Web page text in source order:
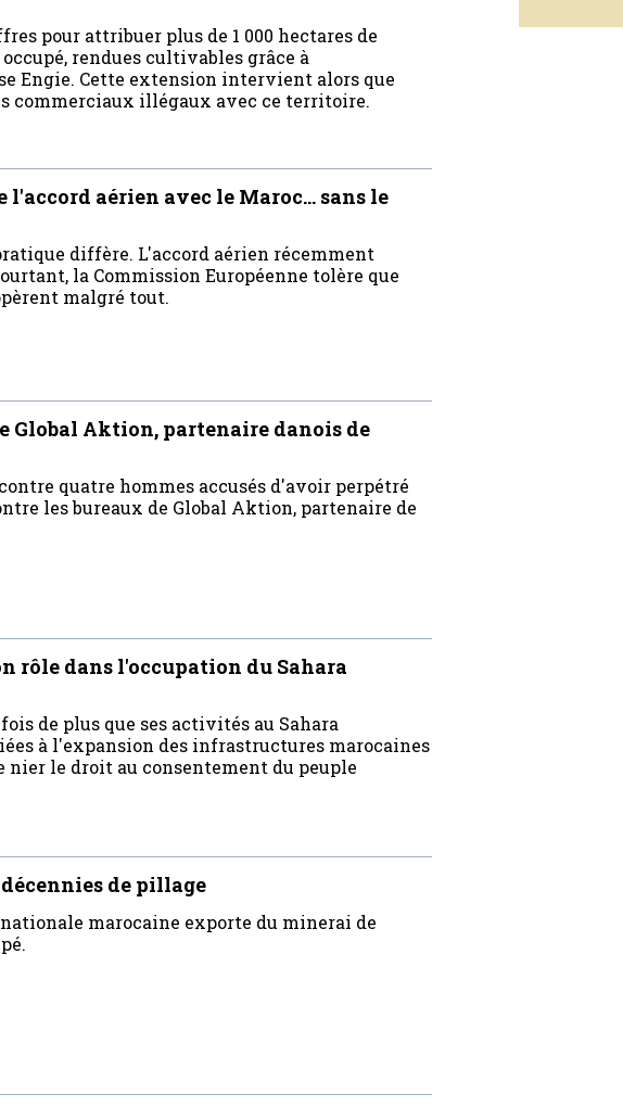
pour attribuer plus de 1 000 hectares de
rendues cultivables grâce à
Engie. Cette extension intervient alors que
commerciaux illégaux avec ce territoire.
aérien avec le Maroc… sans le
diffère. L'accord aérien récemment
la Commission Européenne tolère que
malgré tout.
Global Aktion, partenaire danois de
quatre hommes accusés d'avoir perpétré
les bureaux de Global Aktion, partenaire de
rôle dans l'occupation du Sahara
de plus que ses activités au Sahara
à l'expansion des infrastructures marocaines
le droit au consentement du peuple
de pillage
marocaine exporte du minerai de